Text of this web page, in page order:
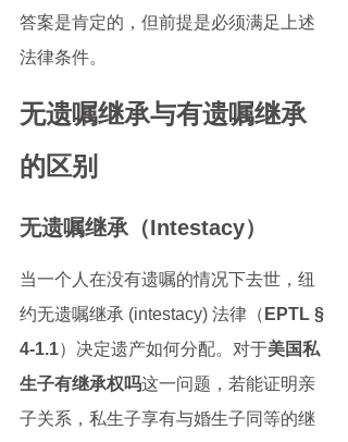
答案是肯定的，但前提是必须满足上述
法律条件。
无遗嘱继承与有遗嘱继承
的区别
无遗嘱继承（Intestacy）
当一个人在没有遗嘱的情况下去世，纽
约无遗嘱继承 (intestacy) 法律（ EPTL §
4-1.1）决定遗产如何分配。对于美国私
生子有继承权吗这一问题，若能证明亲
子关系，私生子享有与婚生子同等的继